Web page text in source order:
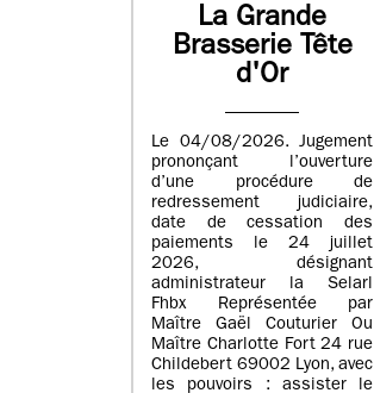
La Grande
Brasserie Tête
d'Or
Le 04/08/2026. Jugement
prononçant l’ouverture
d’une procédure de
redressement judiciaire,
date de cessation des
paiements le 24 juillet
2026, désignant
administrateur la Selarl
Fhbx Représentée par
Maître Gaël Couturier Ou
Maître Charlotte Fort 24 rue
Childebert 69002 Lyon, avec
les pouvoirs : assister le